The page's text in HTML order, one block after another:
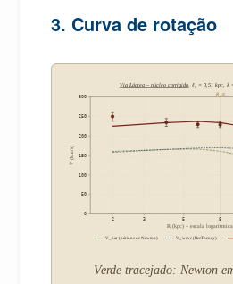
3. Curva de rotação
Via Láctea – núcleo corrigido, ℓ₀ = 0,51 kpc, λ
2 3 5 8
0
50
100
150
200
250
300
R_⊙
R (kpc) – escala logarítmica
V (km/s)
V_bar (bárions de Newton) V_wave (BeeTheory)
Verde tracejado: Newton